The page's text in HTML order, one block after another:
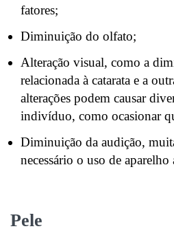
fatores;
Diminuição do olfato;
Alteração visual, como a
relacionada à catarata e a
alterações podem causar
indivíduo, como ocasionar
Diminuição da audição,
necessário o uso de
Pele